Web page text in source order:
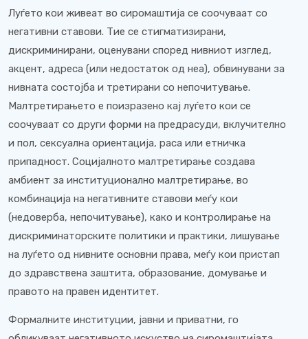
Луѓето кои живеат во сиромаштија се соочуваат со
негативни ставови. Тие се стигматизирани,
дискриминирани, оценувани според нивниот изглед,
акцент, адреса (или недостаток од неа), обвинувани за
нивната состојба и третирани со непочитување.
Малтретирањето е поизразено кај луѓето кои се
соочуваат со други форми на предрасуди, вклучително
и пол, сексуална ориентација, раса или етничка
припадност. Социјалното малтретирање создава
амбиент за институционално малтретирање, во
комбинација на негативните ставови меѓу кои
(недоверба, непочитување), како и контролирање на
дискриминаторските политики и практики, лишување
на луѓето од нивните основни права, меѓу кои пристап
до здравствена заштита, образование, домување и
правото на правен идентитет.
Формалните институции, јавни и приватни, го